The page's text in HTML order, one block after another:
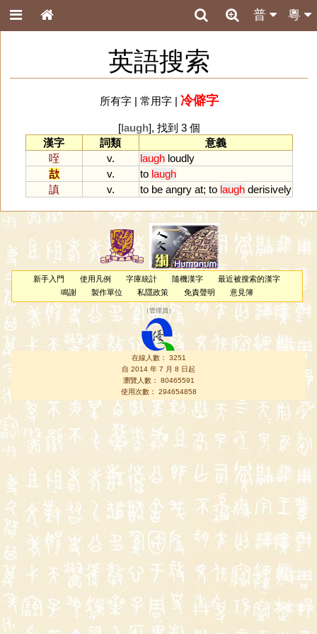
粵
普
英語搜索
所有字| 常用字| 冷僻字
[laugh], 找到 3 個
漢字
詞類
意義
咥
v. laugh loudly
欯
v. to laugh
謓
v. to be angry at; to laugh derisively
新手入門 使用凡例 字庫統計 隨機漢字
最近被搜索的漢字
鳴謝
製作單位 私隱政策 免責聲明 意見簿
（管理員 ）
在線人數： 3251
自 2014 年 7 月 8 日起
瀏覽人數： 80465591
使用次數： 294654858